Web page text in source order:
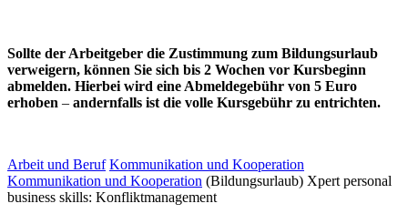
Sollte der Arbeitgeber die Zustimmung zum Bildungsurlaub
verweigern, können Sie sich bis 2 Wochen vor Kursbeginn
abmelden. Hierbei wird eine Abmeldegebühr von 5 Euro
erhoben – andernfalls ist die volle Kursgebühr zu entrichten.
Arbeit und Beruf Kommunikation und Kooperation
Kommunikation und Kooperation (Bildungsurlaub) Xpert personal
business skills: Konfliktmanagement